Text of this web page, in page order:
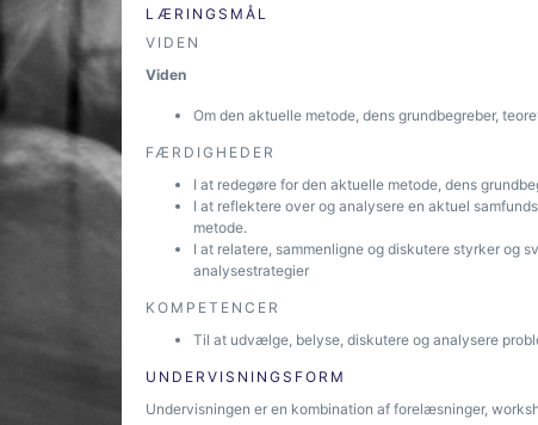
LÆRINGSMÅL
VIDEN
Viden
Om den aktuelle metode, dens grundbegreber,
FÆRDIGHEDER
I at redegøre for den aktuelle metode, dens
I at reflektere over og analysere en aktuel
metode.
I at relatere, sammenligne og diskutere styrker og
analysestrategier
KOMPETENCER
Til at udvælge, belyse, diskutere og analysere
UNDERVISNINGSFORM
Undervisningen er en kombination af forelæsninger,